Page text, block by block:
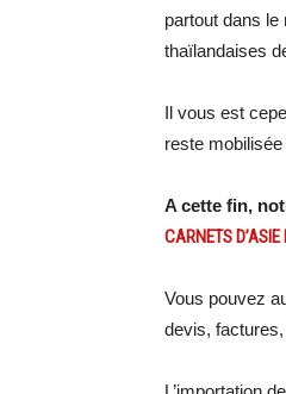
partout dans le
thaïlandaises
Il vous est
reste
A cette fin,
CARNETS
Vous pouvez
devis,